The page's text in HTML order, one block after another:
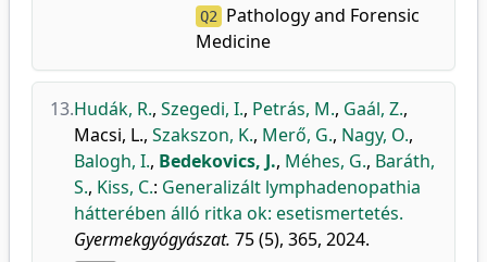
Q2 Pathology and Forensic
Medicine
13.Hudák, R., Szegedi, I., Petrás, M., Gaál, Z.,
Macsi, L., Szakszon, K., Merő, G., Nagy, O.,
Balogh, I., Bedekovics, J., Méhes, G., Baráth,
S., Kiss, C.: Generalizált lymphadenopathia
hátterében álló ritka ok: esetismertetés.
Gyermekgyógyászat. 75 (5), 365, 2024.